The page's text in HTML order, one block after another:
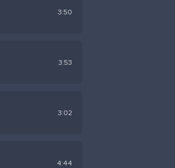
3:50
3:53
3:02
4:44